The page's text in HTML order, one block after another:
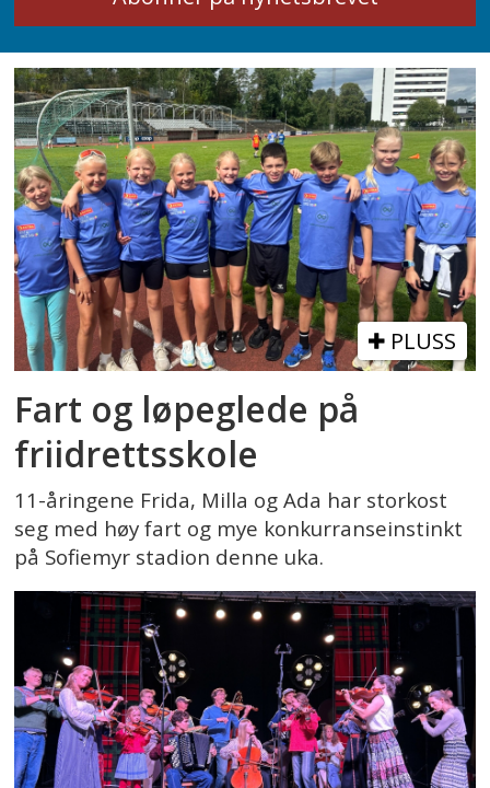
PLUSS
Fart og løpeglede på
friidrettsskole
11-åringene Frida, Milla og Ada har storkost
seg med høy fart og mye konkurranseinstinkt
på Sofiemyr stadion denne uka.